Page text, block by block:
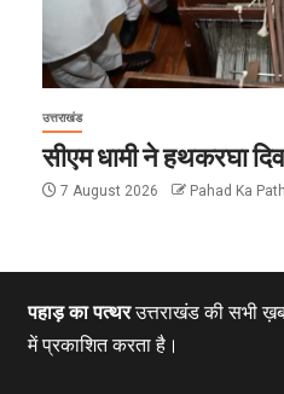
उत्तराखंड
सीएम धामी ने हथकरघा
7 August 2026 Pahad Ka
पहाड़ का पत्थरउत्तराखंड की सभी
में प्रकाशित करता है।